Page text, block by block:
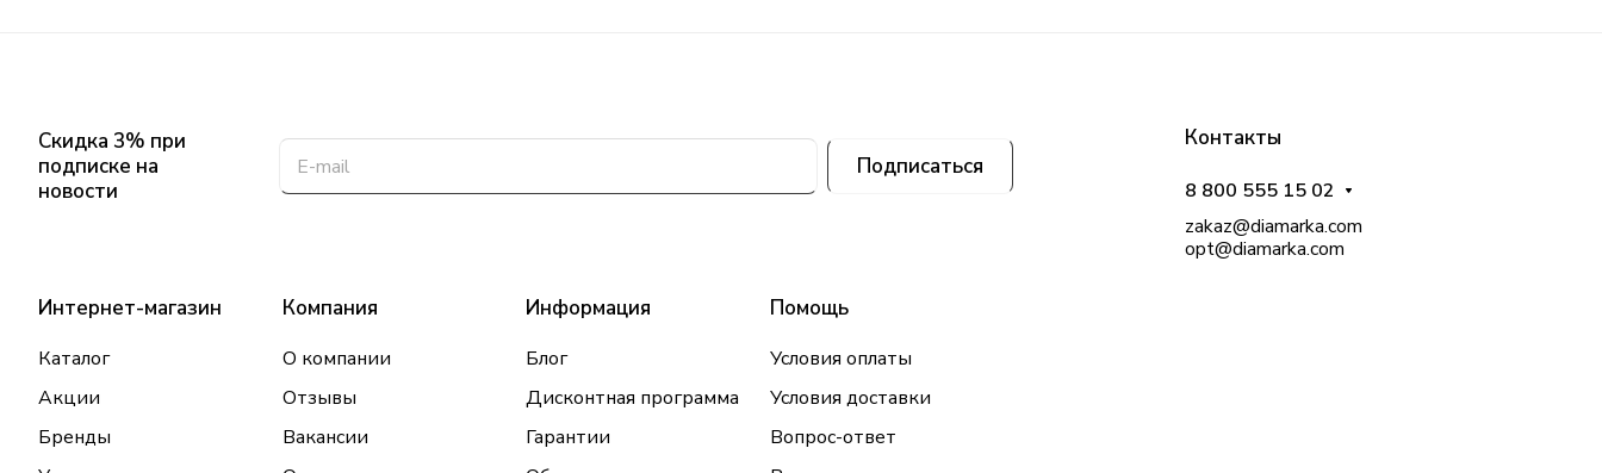
Скидка 3% при
подписке на
новости
Подписаться
Интернет-магазин
Каталог
Акции
Бренды
Компания
О компании
Отзывы
Вакансии
Информация
Блог
Дисконтная программа
Гарантии
Помощь
Условия оплаты
Условия доставки
Вопрос-ответ
Контакты
8 800 555 15 02
zakaz@diamarka.com
opt@diamarka.com